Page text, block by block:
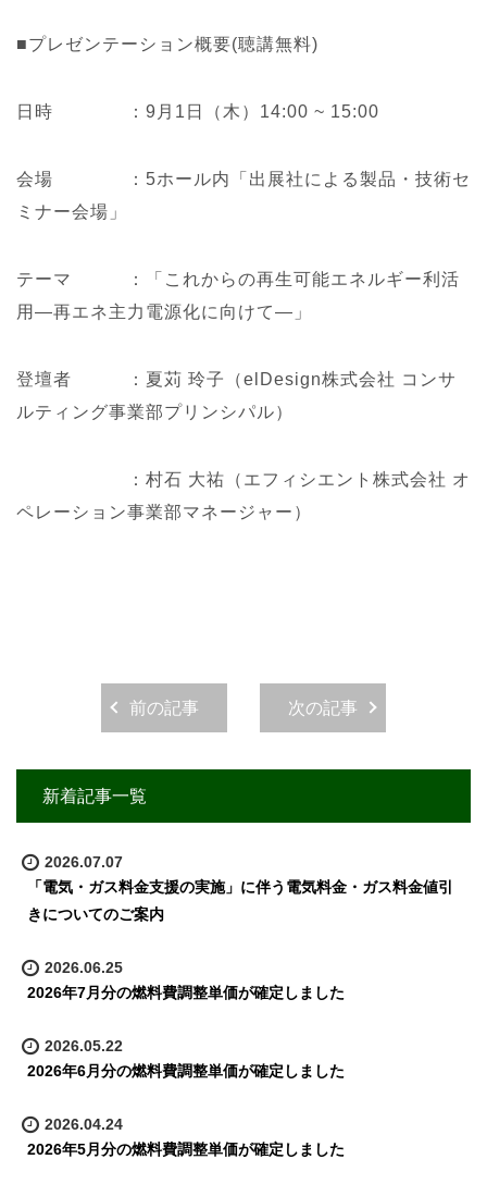
■プレゼンテーション概要(聴講無料)
日時 ：9月1日（木）14:00 ~ 15:00
会場 ：5ホール内「出展社による製品・技術セ
ミナー会場」
テーマ ：「これからの再生可能エネルギー利活
用―再エネ主力電源化に向けて―」
登壇者 ：夏苅 玲子（elDesign株式会社 コンサ
ルティング事業部プリンシパル）
：村石 大祐（エフィシエント株式会社 オ
ペレーション事業部マネージャー）
前の記事 次の記事
新着記事一覧
2026.07.07
「電気・ガス料金支援の実施」に伴う電気料金・ガス料金値引
きについてのご案内
2026.06.25
2026年7月分の燃料費調整単価が確定しました
2026.05.22
2026年6月分の燃料費調整単価が確定しました
2026.04.24
2026年5月分の燃料費調整単価が確定しました